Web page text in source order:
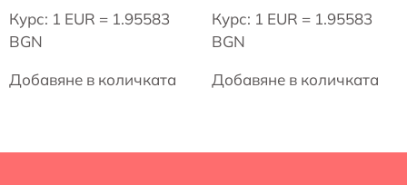
Курс: 1 EUR = 1.95583
BGN
Добавяне в количката
Курс: 1 EUR = 1.95583
BGN
Добавяне в количката